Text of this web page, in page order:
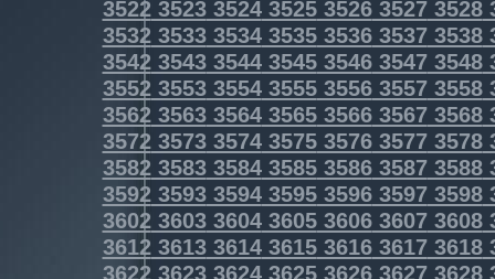
3522352335243525352635273528
3532353335343535353635373538
3542354335443545354635473548
3552355335543555355635573558
3562356335643565356635673568
3572357335743575357635773578
3582358335843585358635873588
3592359335943595359635973598
3602360336043605360636073608
3612361336143615361636173618
3622362336243625362636273628